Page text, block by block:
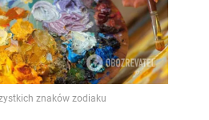
znaków zodiaku